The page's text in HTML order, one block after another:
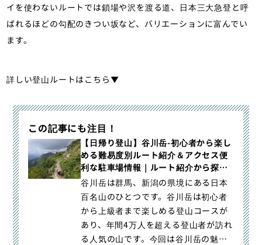
イを使わないルートでは鎖場や沢を渡る道、日本三大急登と呼
ばれるほどの勾配のきつい坂など、バリエーションに富んでい
ます。
詳しい登山ルートはこちら▼
この記事にも注目！
【日帰り登山】谷川岳-初心者から楽し
める難易度別ルート紹介＆アクセス便
利な駐車場情報｜ルート紹介から探す
｜登山・トレラン・山スキーマガジン
「山旅旅」
谷川岳は群馬、新潟の県境にある日本
百名山のひとつです。谷川岳は初心者
から上級者まで楽しめる登山コースが
あり、年間4万人を超える登山者が訪れ
る人気の山です。今回は谷川岳の魅力